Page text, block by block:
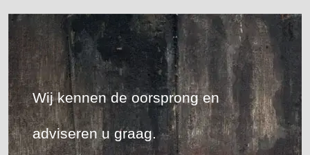
Wij kennen de oorsprong en
adviseren u graag.